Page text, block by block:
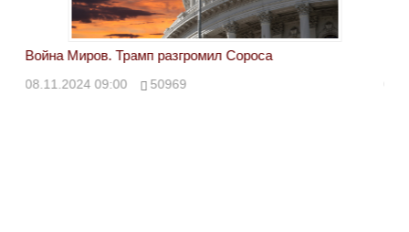
Война Миров. Трамп разгромил Сороса
08.11.2024 09:00 50969